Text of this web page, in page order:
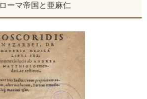
ローマ帝国と亜麻仁